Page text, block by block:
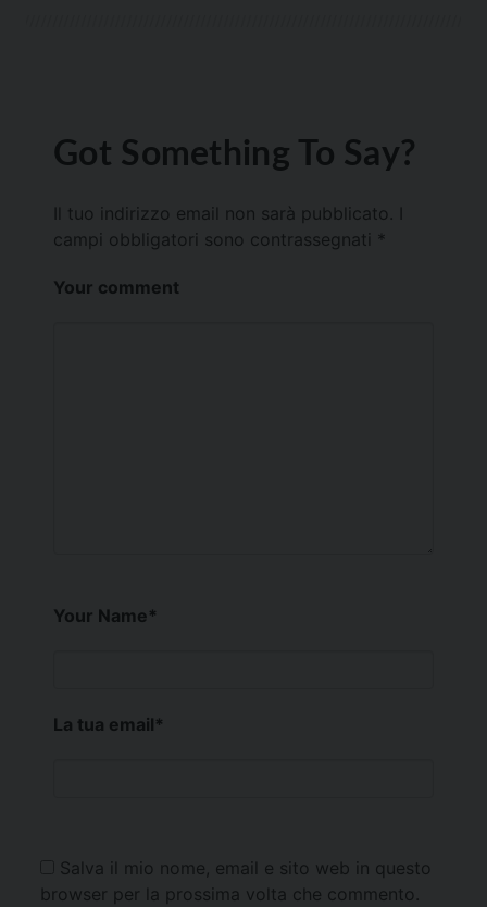
Got Something To Say?
Il tuo indirizzo email non sarà pubblicato.
campi obbligatori sono contrassegnati *
Your comment
Your Name*
La tua email*
Salva il mio nome, email e sito web in questo
browser per la prossima volta che commento.